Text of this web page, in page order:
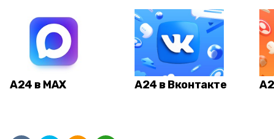
А24 в MAX А24 в Вконтакте